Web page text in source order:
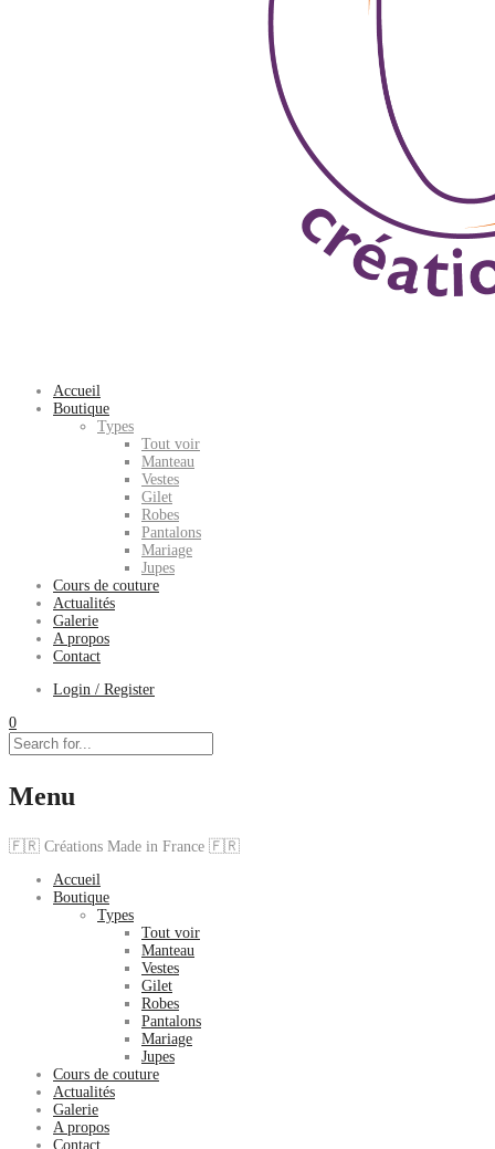
Accueil
Boutique
Types
Tout voir
Manteau
Vestes
Gilet
Robes
Pantalons
Mariage
Jupes
Cours de couture
Actualités
Galerie
A propos
Contact
Login / Register
0
Menu
🇫🇷 Créations Made in France 🇫🇷
Accueil
Boutique
Types
Tout voir
Manteau
Vestes
Gilet
Robes
Pantalons
Mariage
Jupes
Cours de couture
Actualités
Galerie
A propos
Contact